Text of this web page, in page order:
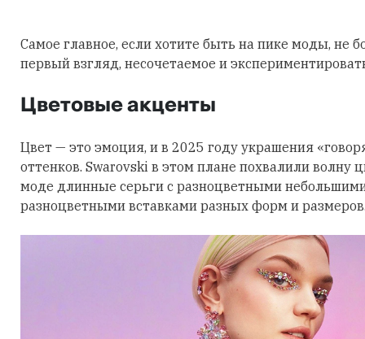
Самое главное, если хотите быть на пике моды, не
первый взгляд, несочетаемое и
Цветовые акценты
Цвет — это эмоция, и в 2025 году украшения
оттенков. Swarovski в этом плане похвалили волну
моде длинные серьги с разноцветными
разноцветными вставками разных форм и